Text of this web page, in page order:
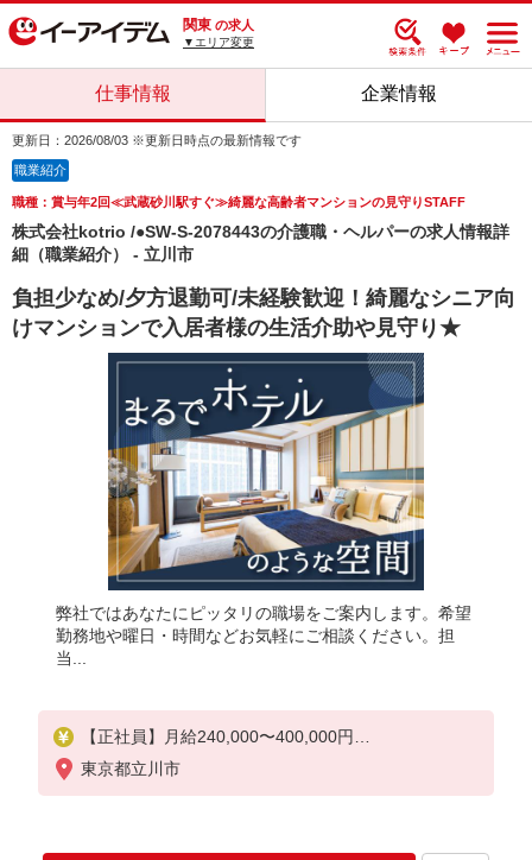
関東 の求人
▼エリア変更
仕事情報 企業情報
更新日：2026/08/03 ※更新日時点の最新情報です
職業紹介
職種：賞与年2回≪武蔵砂川駅すぐ≫綺麗な高齢者マンションの見守りSTAFF
株式会社kotrio /●SW-S-2078443の介護職・ヘルパーの求人情報詳
細（職業紹介） - 立川市
負担少なめ/夕方退勤可/未経験歓迎！綺麗なシニア向
けマンションで入居者様の生活介助や見守り★
弊社ではあなたにピッタリの職場をご案内します。希望
勤務地や曜日・時間などお気軽にご相談ください。担
当...
【正社員】月給240,000〜400,000円
・基本給：200,000円〜220,000円
・資格手当：10,000〜30,000円
有資格により変動）
東京都立川市